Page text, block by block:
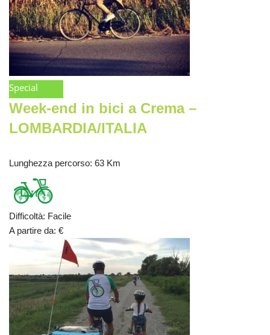
Special
Week-end in bici a Crema –
LOMBARDIA/ITALIA
Lunghezza percorso: 63 Km
Difficoltà: Facile
A partire da: €